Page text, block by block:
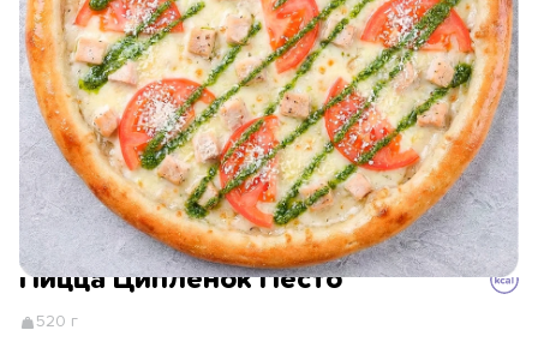
Пицца Ципленок Песто
520 г